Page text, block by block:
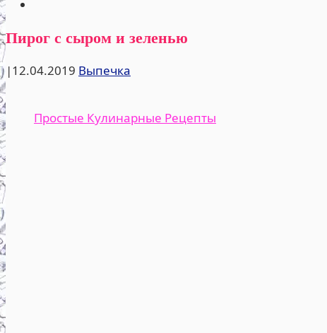
Простые Кулинарные Рецепты
Пирог с сыром и зеленью
|12.04.2019 Выпечка